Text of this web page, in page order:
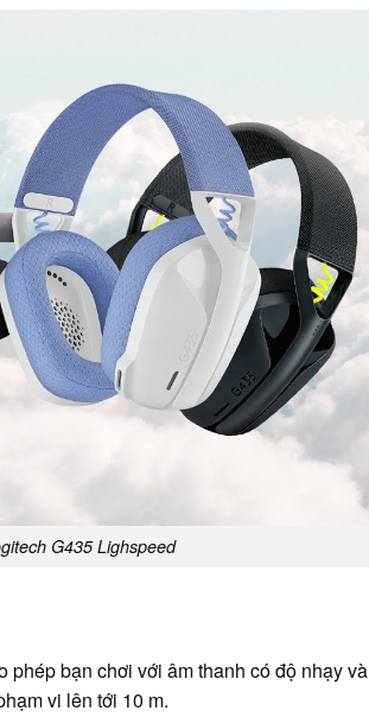
G435 Lighspeed
phép bạn chơi với âm thanh có độ nhạy và
vi lên tới 10 m.